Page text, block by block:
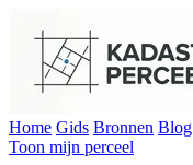
Home Gids Bronnen Blog
Toon mijn perceel